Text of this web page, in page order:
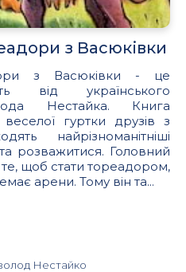
з Васюківки
з Васюківки - це
від українського
Нестайка. Книга
гуртки друзів з
найрізноманітніші
розважитися. Головний
щоб стати тореадором,
арени. Тому він та...
Нестайко